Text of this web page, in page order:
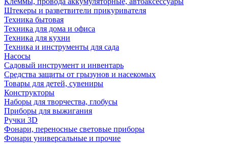
Штекеры и разветвители прикуривателя
Техника бытовая
Техника для дома и офиса
Техника для кухни
Техника и инструменты для сада
Насосы
Садовый инструмент и инвентарь
Средства защиты от грызунов и насекомых
Товары для детей, сувениры
Конструкторы
Наборы для творчества, глобусы
Приборы для выжигания
Ручки 3D
Фонари, переносные световые приборы
Фонари универсальные и прочие